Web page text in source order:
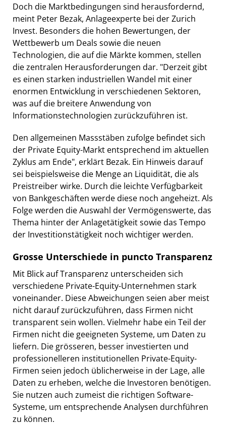
Doch die Marktbedingungen sind herausfordernd,
meint Peter Bezak, Anlageexperte bei der Zurich
Invest. Besonders die hohen Bewertungen, der
Wettbewerb um Deals sowie die neuen
Technologien, die auf die Märkte kommen, stellen
die zentralen Herausforderungen dar. "Derzeit gibt
es einen starken industriellen Wandel mit einer
enormen Entwicklung in verschiedenen Sektoren,
was auf die breitere Anwendung von
Informationstechnologien zurückzuführen ist.
Den allgemeinen Massstäben zufolge befindet sich
der Private Equity-Markt entsprechend im aktuellen
Zyklus am Ende", erklärt Bezak. Ein Hinweis darauf
sei beispielsweise die Menge an Liquidität, die als
Preistreiber wirke. Durch die leichte Verfügbarkeit
von Bankgeschäften werde diese noch angeheizt. Als
Folge werden die Auswahl der Vermögenswerte, das
Thema hinter der Anlagetätigkeit sowie das Tempo
der Investitionstätigkeit noch wichtiger werden.
Grosse Unterschiede in puncto Transparenz
Mit Blick auf Transparenz unterscheiden sich
verschiedene Private-Equity-Unternehmen stark
voneinander. Diese Abweichungen seien aber meist
nicht darauf zurückzuführen, dass Firmen nicht
transparent sein wollen. Vielmehr habe ein Teil der
Firmen nicht die geeigneten Systeme, um Daten zu
liefern. Die grösseren, besser investierten und
professionelleren institutionellen Private-Equity-
Firmen seien jedoch üblicherweise in der Lage, alle
Daten zu erheben, welche die Investoren benötigen.
Sie nutzen auch zumeist die richtigen Software-
Systeme, um entsprechende Analysen durchführen
zu können.